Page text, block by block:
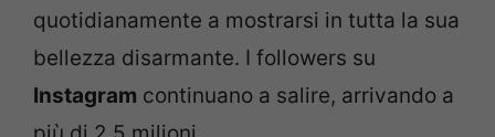
quotidianamente a mostrarsi in tutta la sua
bellezza disarmante. I followers su
Instagram continuano a salire, arrivando a